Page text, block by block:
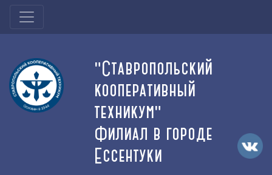
"Ставропольский
кооперативный
техникум"
Филиал в городе
Ессентуки